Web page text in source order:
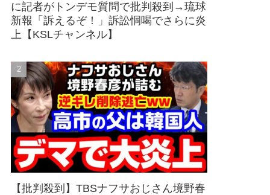
に記者がトンデモ質問で批判殺到→琉球
新報「訴えるぞ！」訴訟恫喝でさらに炎
上【KSLチャンネル】
【批判殺到】TBSナフサおじさん境野春